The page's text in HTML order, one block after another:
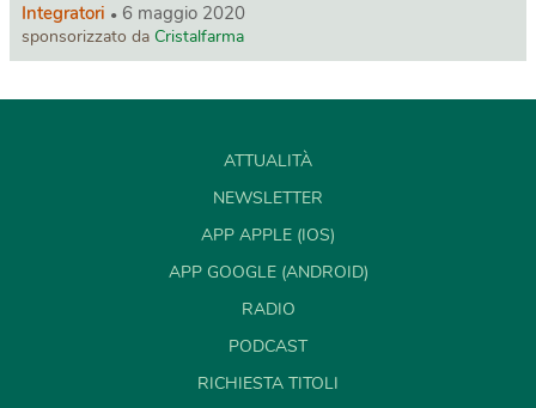
Integratori 6 maggio 2020
sponsorizzato da Cristalfarma
ATTUALITÀ
NEWSLETTER
APP APPLE (IOS)
APP GOOGLE (ANDROID)
RADIO
PODCAST
RICHIESTA TITOLI